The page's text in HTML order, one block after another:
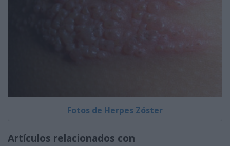
Fotos de Herpes Zóster
Artículos relacionados con